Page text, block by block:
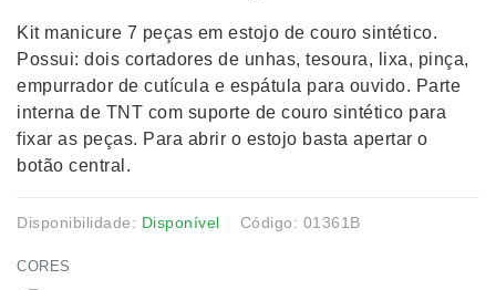
Kit manicure 7 peças em estojo de couro sintético.
Possui: dois cortadores de unhas, tesoura, lixa, pinça,
empurrador de cutícula e espátula para ouvido. Parte
interna de TNT com suporte de couro sintético para
fixar as peças. Para abrir o estojo basta apertar o
botão central.
Disponibilidade: Disponível Código: 01361B
CORES